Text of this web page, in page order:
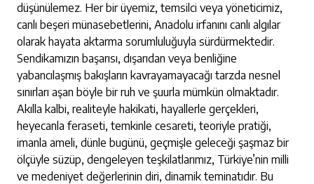
düşünülemez. Her bir üyemiz, temsilci veya yöneticimiz,
canlı beşeri münasebetlerini, Anadolu irfanını canlı algılar
olarak hayata aktarma sorumluluğuyla sürdürmektedir.
Sendikamızın başarısı, dışarıdan veya benliğine
yabancılaşmış bakışların kavrayamayacağı tarzda nesnel
sınırları aşan böyle bir ruh ve şuurla mümkün olmaktadır.
Akılla kalbi, realiteyle hakikati, hayallerle gerçekleri,
heyecanla feraseti, temkinle cesareti, teoriyle pratiği,
imanla ameli, dünle bugünü, geçmişle geleceği şaşmaz bir
ölçüyle süzüp, dengeleyen teşkilatlarımız, Türkiye’nin milli
ve medeniyet değerlerinin diri, dinamik teminatıdır. Bu